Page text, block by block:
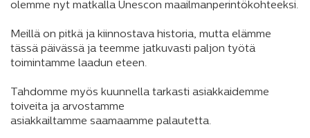
olemme nyt matkalla Unescon maailmanperintökohteeksi.
Meillä on pitkä ja kiinnostava historia, mutta elämme
tässä päivässä ja teemme jatkuvasti paljon työtä
toimintamme laadun eteen.
Tahdomme myös kuunnella tarkasti asiakkaidemme
toiveita ja arvostamme
asiakkailtamme saamaamme palautetta.